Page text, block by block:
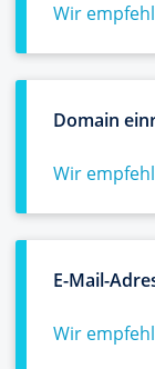
Wir
Domain
Wir
E-Mail-
Wir